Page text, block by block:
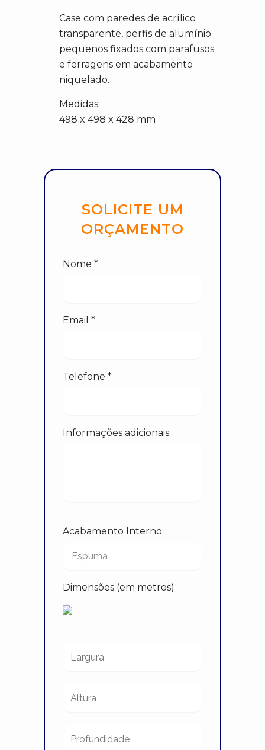
Case com paredes de acrílico
transparente, perfis de alumínio
pequenos fixados com parafusos
e ferragens em acabamento
niquelado.
Medidas:
498 x 498 x 428 mm
SOLICITE UM
ORÇAMENTO
Nome *
Email *
Telefone *
Informações adicionais
Acabamento Interno
Dimensões (em metros)